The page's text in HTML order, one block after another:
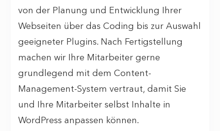
von der Planung und Entwicklung Ihrer
Webseiten über das Coding bis zur Auswahl
geeigneter Plugins. Nach Fertigstellung
machen wir Ihre Mitarbeiter gerne
grundlegend mit dem Content-
Management-System vertraut, damit Sie
und Ihre Mitarbeiter selbst Inhalte in
WordPress anpassen können.